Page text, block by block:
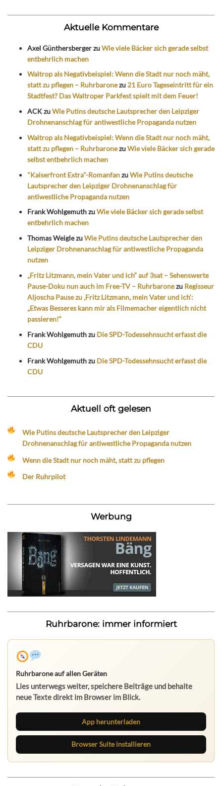
Aktuelle Kommentare
Axel GünthersbergerzuWie viele Bäcker sich gerade selbst
entbehrlich machen
Waltrop als Negativbeispiel: Wenn die Stadt nur noch mäht,
statt zu pflegen – Ruhrbaronezu 21 Euro Tageseintritt für ein
Stadtfest? Das Waltroper Parkfest spielt mit dem Feuer!
ACKzuWie Putins deutsche Lautsprecher den Leipziger
Drohnenanschlag für antiwestliche Propaganda nutzen
Waltrop als Negativbeispiel: Wenn die Stadt nur noch mäht,
statt zu pflegen – RuhrbaronezuWie viele Bäcker sich gerade
selbst entbehrlich machen
"Kaiserfront Extra"-RomanfanzuWie Putins deutsche
Lautsprecher den Leipziger Drohnenanschlag für
antiwestliche Propaganda nutzen
Frank WohlgemuthzuWie viele Bäcker sich gerade selbst
entbehrlich machen
Thomas WeiglezuWie Putins deutsche Lautsprecher den
Leipziger Drohnenanschlag für antiwestliche Propaganda
nutzen
„Fritz Litzmann, mein Vater und ich“ auf 3sat – Sehenswerte
Pause-Doku nun auch im Free-TV – Ruhrbaronezu Regisseur
Aljoscha Pause zu ‚Fritz Litzmann, mein Vater und ich‘:
„Etwas Besseres kann mir als Filmemacher eigentlich nicht
passieren!“
Frank Wohlgemuthzu Die SPD-Todessehnsucht erfasst die
CDU
Frank Wohlgemuthzu Die SPD-Todessehnsucht erfasst die
CDU
Aktuell oft gelesen
Wie Putins deutsche Lautsprecher den Leipziger
Drohnenanschlag für antiwestliche Propaganda nutzen
Wenn die Stadt nur noch mäht, statt zu pflegen
Der Ruhrpilot
Werbung
Ruhrbarone: immer informiert
Ruhrbarone auf allen Geräten
Lies unterwegs weiter, speichere Beiträge und behalte
neue Texte direkt im Browser im Blick.
App herunterladen
Browser Suite installieren